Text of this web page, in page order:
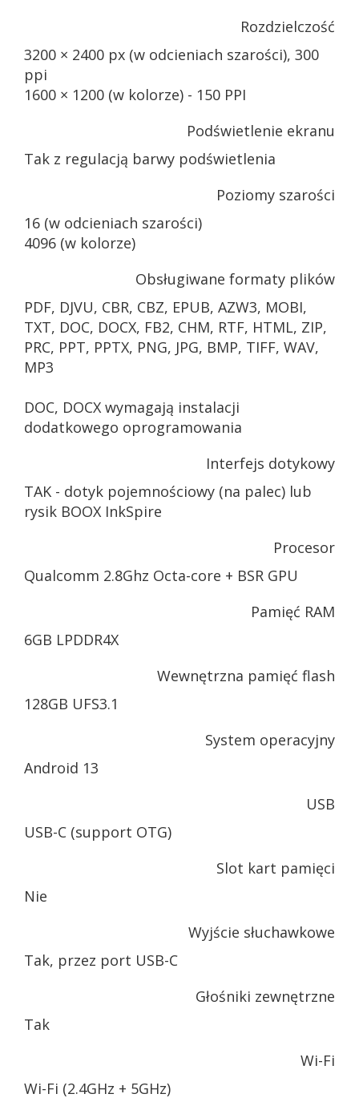
Rozdzielczość
3200 × 2400 px (w odcieniach szarości), 300
ppi
1600 × 1200 (w kolorze) - 150 PPI
Podświetlenie ekranu
Tak z regulacją barwy podświetlenia
Poziomy szarości
16 (w odcieniach szarości)
4096 (w kolorze)
Obsługiwane formaty plików
PDF, DJVU, CBR, CBZ, EPUB, AZW3, MOBI,
TXT, DOC, DOCX, FB2, CHM, RTF, HTML, ZIP,
PRC, PPT, PPTX, PNG, JPG, BMP, TIFF, WAV,
MP3
DOC, DOCX wymagają instalacji
dodatkowego oprogramowania
Interfejs dotykowy
TAK - dotyk pojemnościowy (na palec) lub
rysik BOOX InkSpire
Procesor
Qualcomm 2.8Ghz Octa-core + BSR GPU
Pamięć RAM
6GB LPDDR4X
Wewnętrzna pamięć flash
128GB UFS3.1
System operacyjny
Android 13
USB
USB-C (support OTG)
Slot kart pamięci
Nie
Wyjście słuchawkowe
Tak, przez port USB-C
Głośniki zewnętrzne
Tak
Wi-Fi
Wi-Fi (2.4GHz + 5GHz)